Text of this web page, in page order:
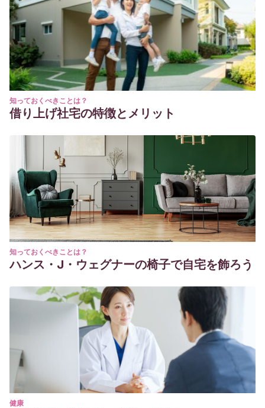
Palacios, J., & Rodrigo, M. J.(1998).Familia y desarrollo
humano
(pp. 333-349). Alianza.
Suarez, O., & Moreno, J.(2002). La familia como eje
fundamental en la formación de valores en el niño.
Carabobo: Universidad de Carabobo
知っておくべきことは？
借り上げ社宅の特徴とメリット
知っておくべきことは？
ハンス・J・ウェグナーの椅子で自宅を飾ろう
健康